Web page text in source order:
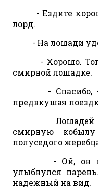
- Ездите
лорд.
- На лошади
- Хорошо.
смирной лошадке.
- Спасибо, -
предвкушая
Лошадей им
смирную
полуседого
- Ой, он на
улыбнулся
надежный на вид.